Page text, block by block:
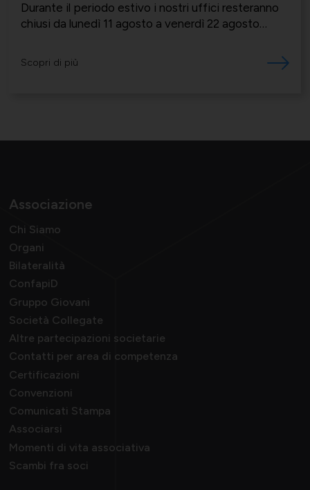
Durante il periodo estivo i nostri uffici resteranno
chiusi da lunedì 11 agosto a venerdì 22 agosto
Scopri di più
Associazione
Chi Siamo
Organi
Bilateralità
ConfapiD
Gruppo Giovani
Società Collegate
Altre partecipazioni societarie
Contatti per area di competenza
Certificazioni
Convenzioni
Comunicati Stampa
Associarsi
Momenti di vita associativa
Scambi fra soci